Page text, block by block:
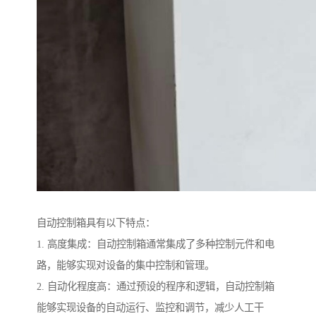
自动控制箱具有以下特点：
1. 高度集成：自动控制箱通常集成了多种控制元件和电
路，能够实现对设备的集中控制和管理。
2. 自动化程度高：通过预设的程序和逻辑，自动控制箱
能够实现设备的自动运行、监控和调节，减少人工干